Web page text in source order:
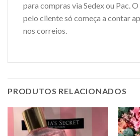
para compras via Sedex ou Pac.
pelo cliente só começa a contar
nos correios.
PRODUTOS RELACIONADOS